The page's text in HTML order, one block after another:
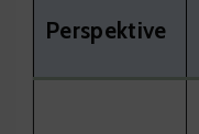
Perspektive